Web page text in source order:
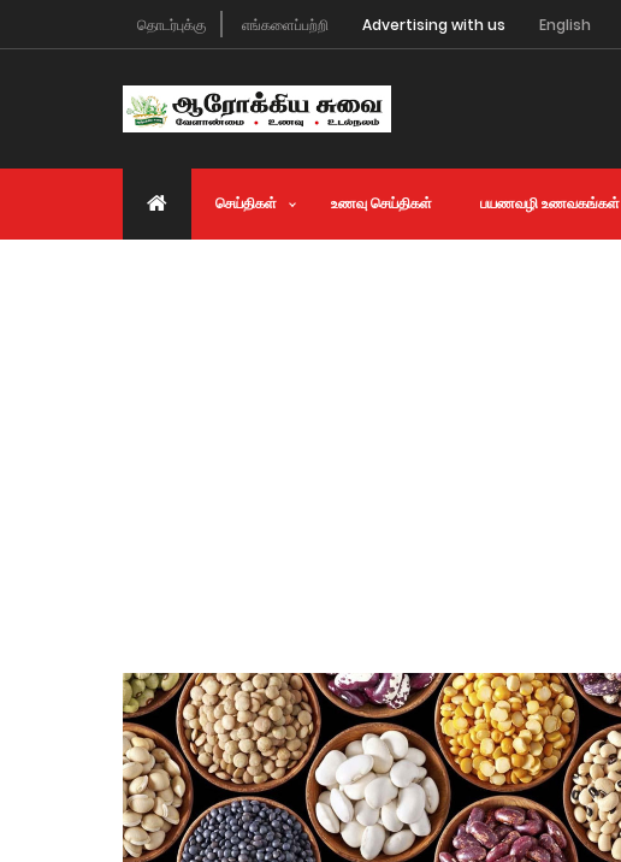
தொடர்புக்கு எங்களைப்பற்றி Advertising with us English
செய்திகள் உணவு செய்திகள் பயணவழி உணவகங்கள்
மூட்டு வலி, முடக்கு வாதம்
முழுமையான தகவல்கள் தீர்வுகள்...
Aug, 04, 2021